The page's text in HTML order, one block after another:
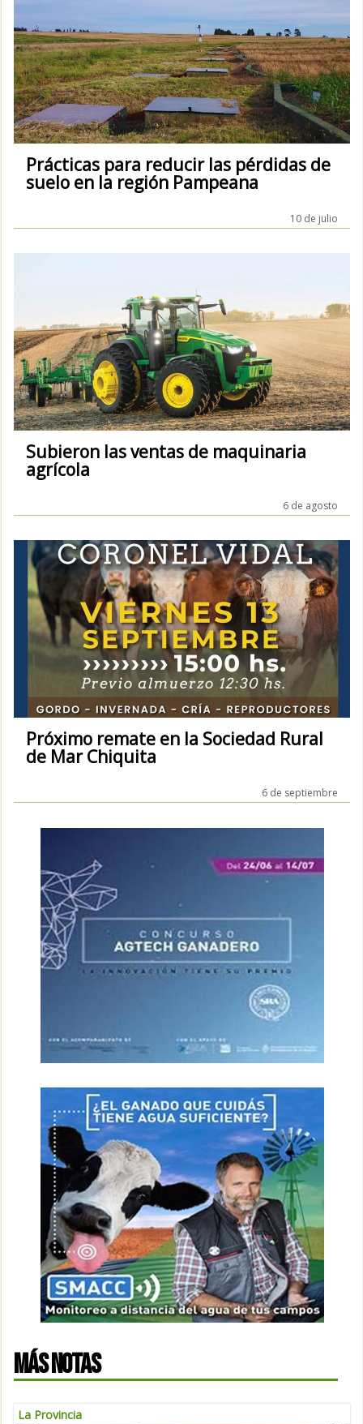
Prácticas para reducir las pérdidas de
suelo en la región Pampeana
10 de julio
Subieron las ventas de maquinaria
agrícola
6 de agosto
Próximo remate en la Sociedad Rural
de Mar Chiquita
6 de septiembre
MÁS NOTAS
La Provincia